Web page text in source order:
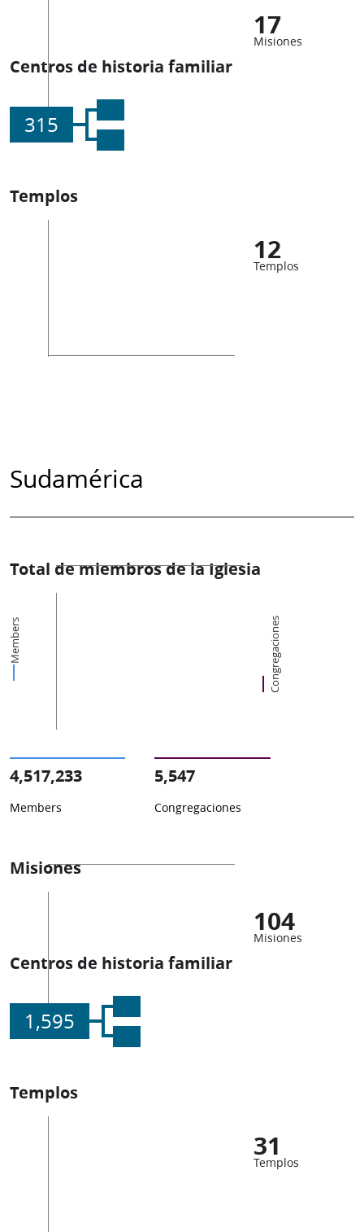
17
Misiones
Centros de historia familiar
315
Templos
12
Templos
Sudamérica
Total de miembros de la Iglesia
Members Congregaciones
4,517,233
Members
5,547
Congregaciones
Misiones
104
Misiones
Centros de historia familiar
1,595
Templos
31
Templos